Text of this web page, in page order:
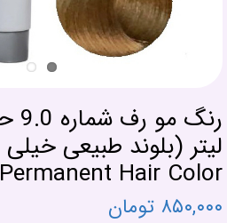
Permanent Hair Color
۸۵۰,۰۰۰ تومان